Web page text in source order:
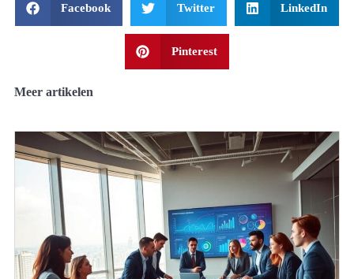
Facebook Twitter LinkedIn
Pinterest
Meer artikelen